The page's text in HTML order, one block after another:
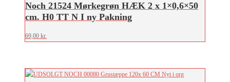
Noch 21524 Mørkegrøn HÆK 2 x 1×0,6×50
cm. H0 TT N I ny Pakning
69,00 kr.